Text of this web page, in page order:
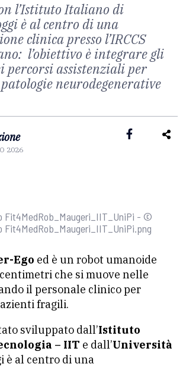
l’Istituto Italiano di
è al centro di una
clinica presso l’IRCCS
l’obiettivo è integrare gli
percorsi assistenziali per
neurodegenerative
2026
Fit4MedRob_Maugeri_IIT_UniPi - ©
Fit4MedRob_Maugeri_IIT_UniPi.png
Ego ed è un robot umanoide
che si muove nelle
il personale clinico per
fragili.
sviluppato dall’Istituto
– IIT e dall’Università
è al centro di una